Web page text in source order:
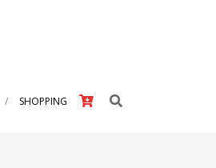
SHOPPING Search